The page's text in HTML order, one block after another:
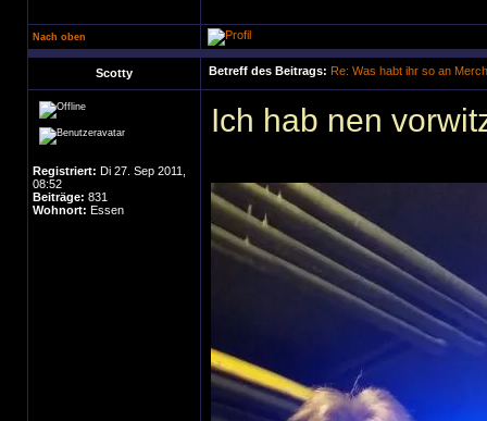
Nach oben
Scotty Betreff des Beitrags: Re: Was habt ihr so an
Registriert: Di 27. Sep 2011,
08:52
Beiträge: 831
Wohnort: Essen
Ich hab nen